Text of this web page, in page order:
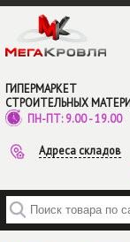
Перейти к основному
ГИПЕРМАРКЕТ
СТРОИТЕЛЬНЫХ
ПН-ПТ: 9.00 - 19.00
Адреса складов
Введите ключевые